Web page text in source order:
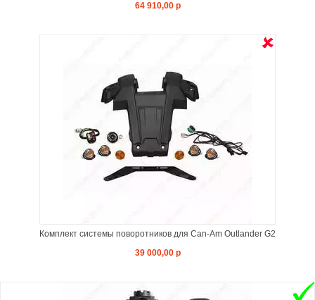
64 910,00 р
Комплект системы поворотников для Can-Am Outlander G2
39 000,00 р